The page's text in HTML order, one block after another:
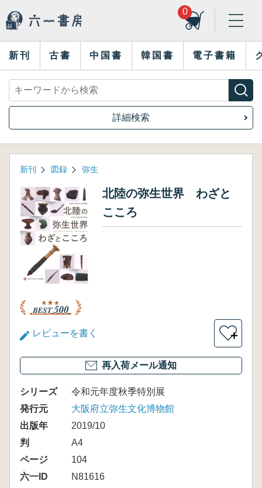
0
新刊 古書 中国書 韓国書 電子書籍
詳細検索
新刊 図録 弥生
北陸の弥生世界 わざと
こころ
レビューを書く ＋
再入荷メール通知
シリーズ
令和元年度秋季特別展
発行元
大阪府立弥生文化博物館
出版年
2019/10
判
A4
ページ
104
六一ID
N81616